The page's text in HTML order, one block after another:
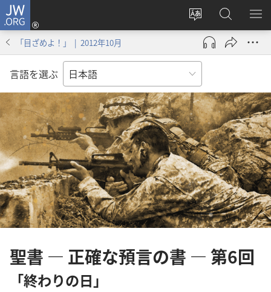
JW.ORG
サ
イ
ト
の
言
語
を
変
え
る
ロ
グ
ン
し
い
タ
ブ
で
開
く）
JW.ORG
の
検
メ
を
「目ざめよ！」 | 2012年10月
言語を選ぶ
聖書 ― 正確な預言の書 ― 第6回
「終わり​の​日」